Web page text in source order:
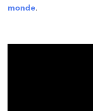
monde.